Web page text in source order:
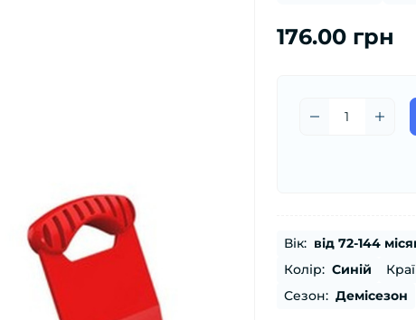
176.00 грн
Вік: від 72-144
Колір: Синій
Сезон: Демісезон